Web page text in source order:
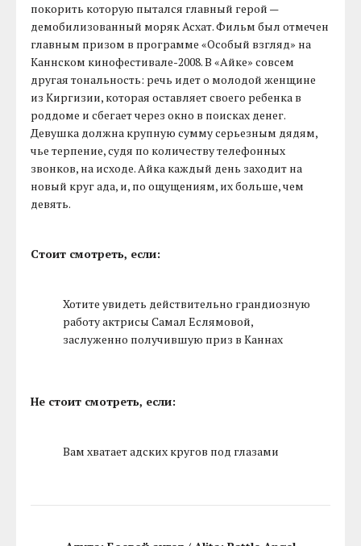
покорить которую пытался главный герой —
демобилизованный моряк Асхат. Фильм был отмечен
главным призом в программе «Особый взгляд» на
Каннском кинофестивале-2008. В «Айке» совсем
другая тональность: речь идет о молодой женщине
из Киргизии, которая оставляет своего ребенка в
роддоме и сбегает через окно в поисках денег.
Девушка должна крупную сумму серьезным дядям,
чье терпение, судя по количеству телефонных
звонков, на исходе. Айка каждый день заходит на
новый круг ада, и, по ощущениям, их больше, чем
девять.
Стоит смотреть, если:
Хотите увидеть действительно грандиозную
работу актрисы Самал Еслямовой,
заслуженно получившую приз в Каннах
Не стоит смотреть, если:
Вам хватает адских кругов под глазами